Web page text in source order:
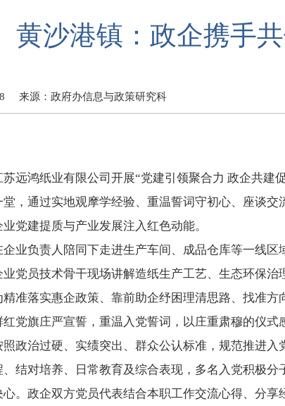
黄沙港镇：政企携手
来源： 政府办信息与政策研究科
鸿纸业有限公司开展“党建引领聚合力 政企共建
，通过实地观摩学经验、重温誓词守初心、座谈
党建提质与产业发展注入红色动能。
负责人陪同下走进生产车间、成品仓库等一线区
党员技术骨干现场讲解造纸生产工艺、生态环保
准落实惠企政策、靠前助企纾困理清思路、找准方
旗庄严宣誓，重温入党誓词，以庄重肃穆的仪式
政治过硬、实绩突出、群众公认标准，规范推进
结对培养、日常教育及综合表现，多名入党积极
。政企双方党员代表结合本职工作交流心得、分享